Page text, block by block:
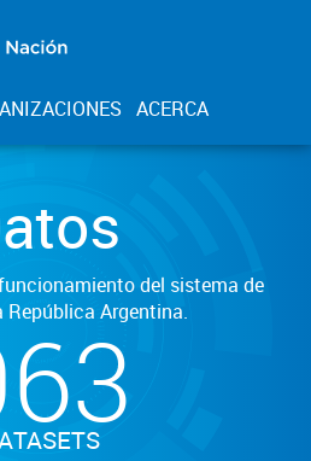
ACERCA
del sistema de
República Argentina.